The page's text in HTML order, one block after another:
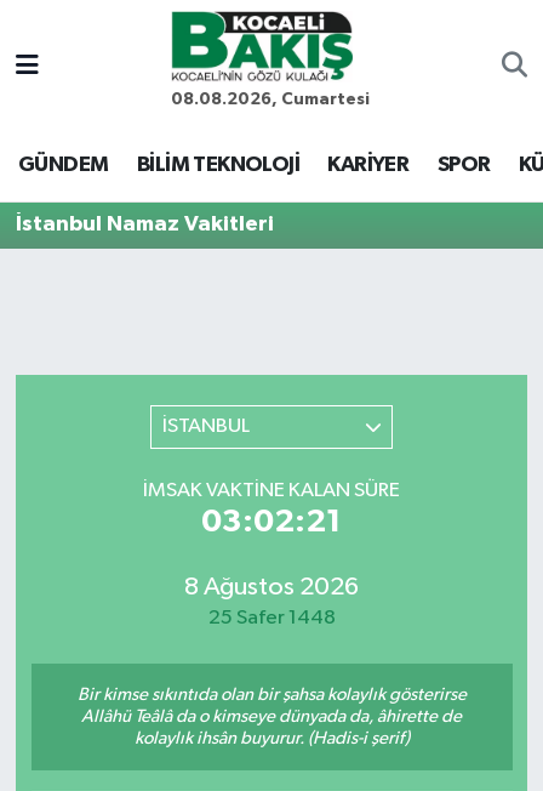
08.08.2026, Cumartesi
GÜNDEM BİLİM TEKNOLOJİ KARİYER SPOR
İstanbul Namaz Vakitleri
İSTANBUL
İMSAK VAKTINE KALAN SÜRE
03:02:21
8 Ağustos 2026
25 Safer 1448
Bir kimse sıkıntıda olan bir şahsa kolaylık gösterirse
Allâhü Teâlâ da o kimseye dünyada da, âhirette de
kolaylık ihsân buyurur. (Hadis-i şerif)
Kocaeli Nöbetçi Eczaneler
Kocaeli Hava Durumu
Kocaeli Trafik Yoğunluk Haritası
Son Dakika Haberleri